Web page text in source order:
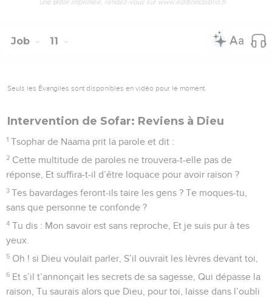
Job 11
Seuls les Évangiles sont disponibles en vidéo pour le moment.
Intervention de Sofar: Reviens à Dieu
1 Tsophar de Naama prit la parole et dit :
2 Cette multitude de paroles ne trouvera-t-elle pas de
réponse, Et suffira-t-il d’être loquace pour avoir raison ?
3 Tes bavardages feront-ils taire les gens ? Te moques-tu,
sans que personne te confonde ?
4 Tu dis : Mon savoir est sans reproche, Et je suis pur à tes
yeux.
5 Oh ! si Dieu voulait parler, S’il ouvrait les lèvres devant toi,
6 Et s’il t’annonçait les secrets de sa sagesse, Qui dépasse la
raison, Tu saurais alors que Dieu, pour toi, laisse dans l’oubli